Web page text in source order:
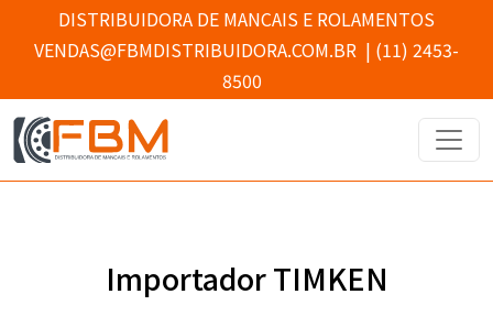
DISTRIBUIDORA DE MANCAIS E ROLAMENTOS
VENDAS@FBMDISTRIBUIDORA.COM.BR | (11) 2453-
8500
Importador TIMKEN